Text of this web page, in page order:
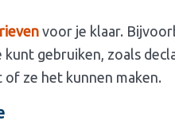
voor je klaar.
gebruiken, zoals
ze het kunnen maken.